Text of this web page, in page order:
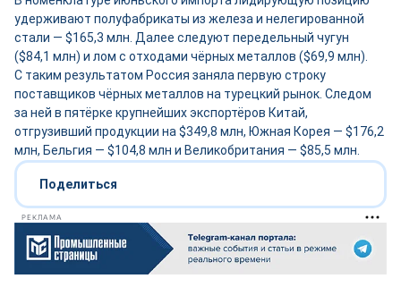
удерживают полуфабрикаты из железа и нелегированной
стали — $165,3 млн. Далее следуют передельный чугун
($84,1 млн) и лом с отходами чёрных металлов ($69,9 млн).
С таким результатом Россия заняла первую строку
поставщиков чёрных металлов на турецкий рынок. Следом
за ней в пятёрке крупнейших экспортёров Китай,
отгрузивший продукции на $349,8 млн, Южная Корея — $176,2
млн, Бельгия — $104,8 млн и Великобритания — $85,5 млн.
Поделиться
РЕКЛАМА